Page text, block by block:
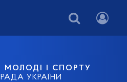
МОЛОДІ І СПОРТУ
УКРАЇНИ